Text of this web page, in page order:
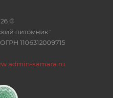
©
питомник"
1106312009715
samara.ru